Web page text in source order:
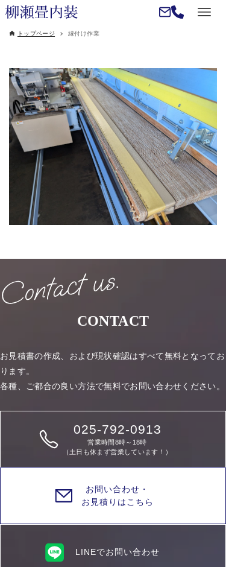
トップページ 縁付け作業
CONTACT
お見積書の作成、および現状確認はすべて無料となってお
ります。
各種、ご都合の良い方法で無料でお問い合わせください。
025-792-0913
営業時間8時～18時
（土日も休まず営業しています！）
お問い合わせ・
お見積りはこちら
LINEでお問い合わせ